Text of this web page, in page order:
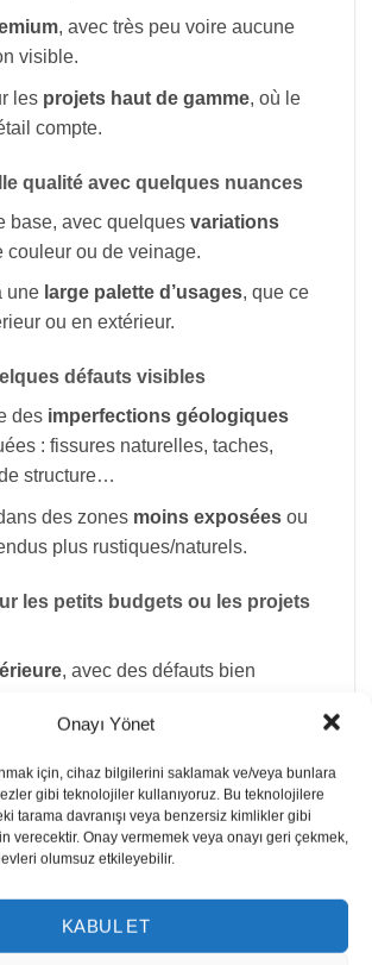
Onayı Yönet
için, cihaz bilgilerini saklamak ve/veya bunlara
gibi teknolojiler kullanıyoruz. Bu teknolojilere
tarama davranışı veya benzersiz kimlikler gibi
verecektir. Onay vermemek veya onayı geri çekmek,
olumsuz etkileyebilir.
KABUL ET
, avec très peu voire aucune
visible.
les projets haut de gamme, où le
compte.
qualité avec quelques nuances
base, avec quelques variations
couleur ou de veinage.
une large palette d’usages, que ce
ou en extérieur.
défauts visibles
des imperfections géologiques
: fissures naturelles, taches,
structure…
des zones moins exposéesou
plus rustiques/naturels.
les petits budgets ou les projets
, avec des défauts bien
usages secondaires
projets où l’esthétique n’est pas
tout ça ?